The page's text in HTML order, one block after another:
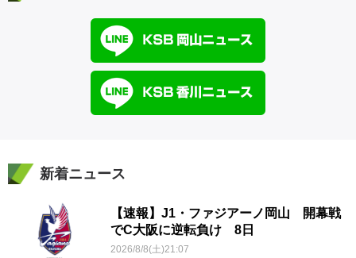
新着ニュース
【速報】J1・ファジアーノ岡山 開幕戦
でC大阪に逆転負け 8日
2026/8/8(土)21:07